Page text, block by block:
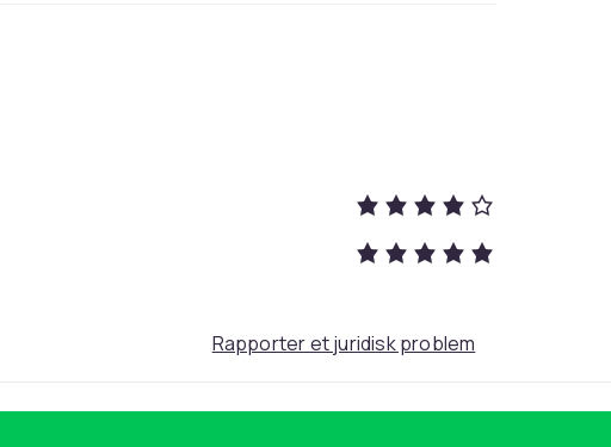
Rapporter et juridisk problem